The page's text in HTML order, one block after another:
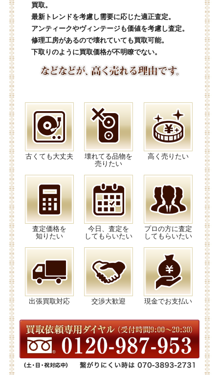
買取。
最新トレンドを考慮し需要に応じた適正査定。
アンティークやヴィンテージも価値を考慮し査定。
修理工房があるので壊れていても買取可能。
下取りのように買取価格が不明瞭でない。
古くても大丈夫
壊れてる品物を
売りたい
高く売りたい
査定価格を
知りたい
今日、査定を
してもらいたい
プロの方に査定
してもらいたい
出張買取対応 交渉大歓迎 現金でお支払い